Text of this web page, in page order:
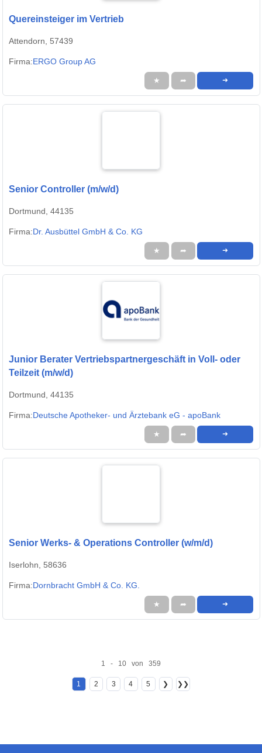
Quereinsteiger im Vertrieb
Attendorn, 57439
Firma:ERGO Group AG
★ ➦ ➜
Senior Controller (m/w/d)
Dortmund, 44135
Firma:Dr. Ausbüttel GmbH & Co. KG
★ ➦ ➜
Junior Berater Vertriebspartnergeschäft in Voll- oder
Teilzeit (m/w/d)
Dortmund, 44135
Firma:Deutsche Apotheker- und Ärztebank eG - apoBank
★ ➦ ➜
Senior Werks- & Operations Controller (w/m/d)
Iserlohn, 58636
Firma:Dornbracht GmbH & Co. KG.
★ ➦ ➜
1 - 10 von 359
1 2 3 4 5 ❯ ❯❯